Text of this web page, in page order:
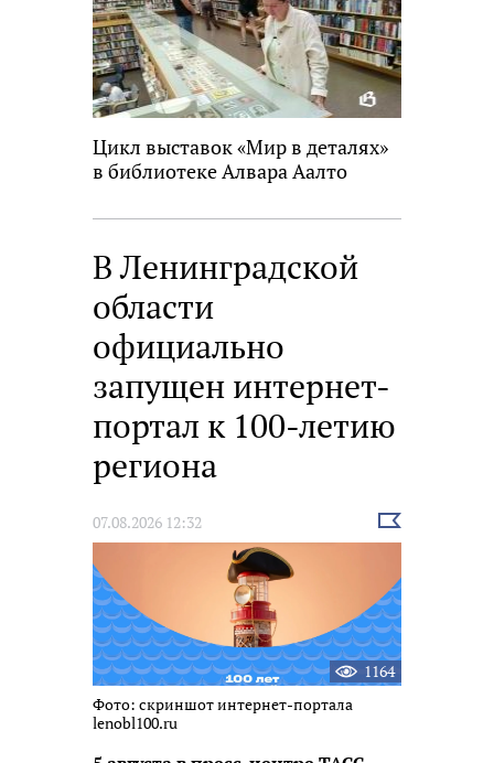
Цикл выставок «Мир в деталях»
в библиотеке Алвара Аалто
В Ленинградской
области
официально
запущен интернет-
портал к 100-летию
региона
07.08.2026 12:32
Выбрать
новость
1164
Фото: скриншот интернет-портала
lenobl100.ru